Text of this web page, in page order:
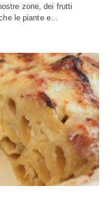
zone, dei frutti
le piante e…